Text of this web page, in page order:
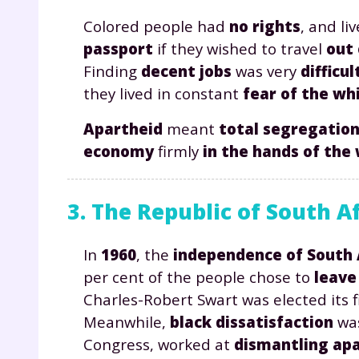
Colored people had no rights, and
passport if they wished to travel out
Finding decent jobs was very
they lived in constant fear of the
Apartheid meant total
economyfirmly in the hands of
3. The Republic of South
In 1960, the independence of South
per cent of the people chose to
Charles-Robert Swart was elected its
Meanwhile, black dissatisfaction
Congress, worked at dismantling
Votre